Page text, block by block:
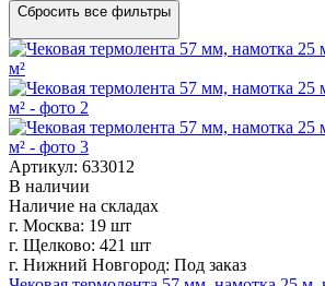
Сбросить все фильтры
Артикул: 633012
В наличии
Наличие на складах
г. Москва: 19 шт
г. Щелково: 421 шт
г. Нижний Новгород: Под заказ